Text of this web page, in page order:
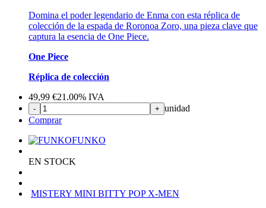
Domina el poder legendario de Enma con esta réplica de
colección de la espada de Roronoa Zoro, una pieza clave que
captura la esencia de One Piece.
One Piece
Réplica de colección
49,99 €21.00% IVA
- + unidad
Comprar
FUNKO
EN STOCK
MISTERY MINI BITTY POP X-MEN